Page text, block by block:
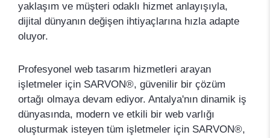
yaklaşım ve müşteri odaklı hizmet anlayışıyla,
dijital dünyanın değişen ihtiyaçlarına hızla adapte
oluyor.
Profesyonel web tasarım hizmetleri arayan
işletmeler için SARVON®, güvenilir bir çözüm
ortağı olmaya devam ediyor. Antalya'nın dinamik iş
dünyasında, modern ve etkili bir web varlığı
oluşturmak isteyen tüm işletmeler için SARVON®,